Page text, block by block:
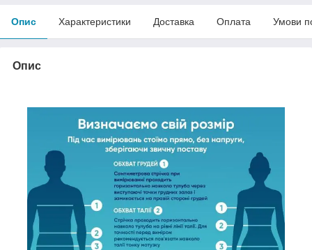
Опис Характеристики Доставка Оплата Умови
Опис